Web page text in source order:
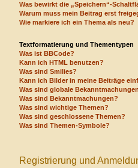
Was bewirkt die „Speichern“-
Warum muss mein Beitrag erst
Wie markiere ich ein Thema als neu?
Textformatierung und Thementypen
Was ist BBCode?
Kann ich HTML benutzen?
Was sind Smilies?
Kann ich Bilder in meine Beiträge
Was sind globale
Was sind Bekanntmachungen?
Was sind wichtige Themen?
Was sind geschlossene Themen?
Was sind Themen-Symbole?
Registrierung und